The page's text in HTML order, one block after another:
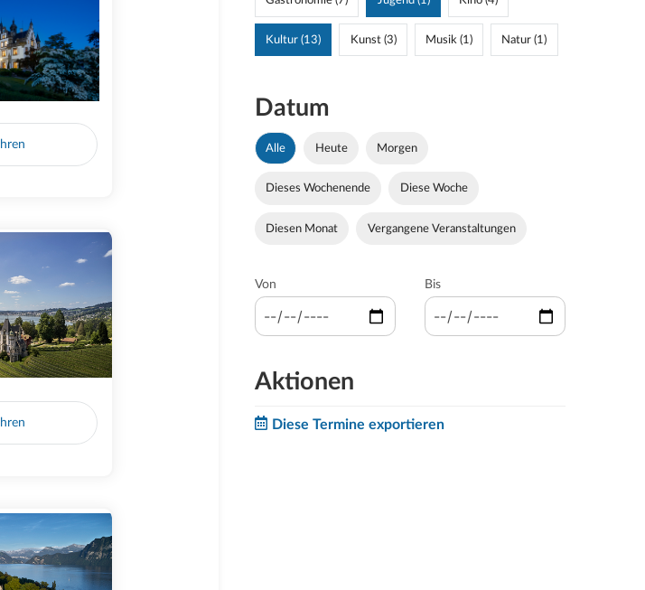
Kultur (13) Kunst (3) Musik (1) Natur (1)
Datum
Alle Heute Morgen
Dieses Wochenende Diese Woche
Diesen Monat Vergangene Veranstaltungen
Von Bis
Aktionen
Diese Termine exportieren